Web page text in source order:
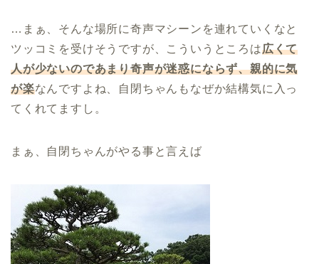
…まぁ、そんな場所に奇声マシーンを連れていくなと
ツッコミを受けそうですが、こういうところは広くて
人が少ないのであまり奇声が迷惑にならず、親的に気
が楽なんですよね、自閉ちゃんもなぜか結構気に入っ
てくれてますし。
まぁ、自閉ちゃんがやる事と言えば